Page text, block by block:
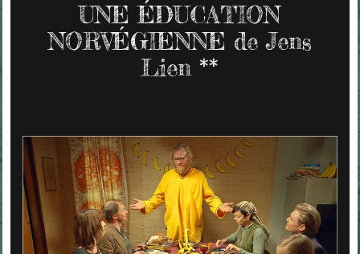
UNE ÉDUCATION
NORVÉGIENNE de Jens
Lien **